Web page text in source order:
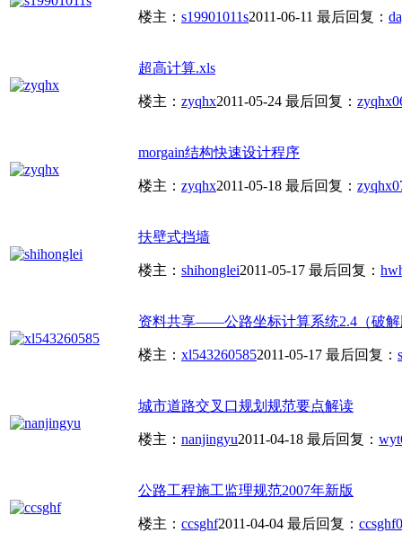
楼主： s19901011s2011-06-11 最后回复：
超高计算.xls
楼主： zyqhx2011-05-24 最后回复： zyqhx
morgain结构快速设计程序
楼主： zyqhx2011-05-18 最后回复： zyqhx
扶壁式挡墙
楼主： shihonglei2011-05-17 最后回复：
资料共享——公路坐标计算系统2.4（破解
楼主： xl5432605852011-05-17 最后回复：
城市道路交叉口规划规范要点解读
楼主： nanjingyu2011-04-18 最后回复：
公路工程施工监理规范2007年新版
楼主： ccsghf2011-04-04 最后回复： ccsghf